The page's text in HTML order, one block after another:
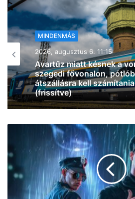
MINDENMÁS
2026, augusztus 6. 10:41
Tűz ütött ki egy lakóház
Szentesen,
oltottak a tűzoltók